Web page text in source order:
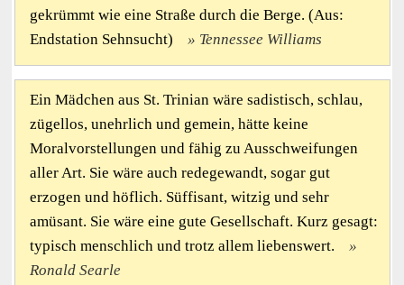
gekrümmt wie eine Straße durch die Berge. (Aus:
Endstation Sehnsucht)
Tennessee Williams
Ein Mädchen aus St. Trinian wäre sadistisch, schlau,
zügellos, unehrlich und gemein, hätte keine
Moralvorstellungen und fähig zu Ausschweifungen
aller Art. Sie wäre auch redegewandt, sogar gut
erzogen und höflich. Süffisant, witzig und sehr
amüsant. Sie wäre eine gute Gesellschaft. Kurz gesagt:
typisch menschlich und trotz allem liebenswert.
Ronald Searle